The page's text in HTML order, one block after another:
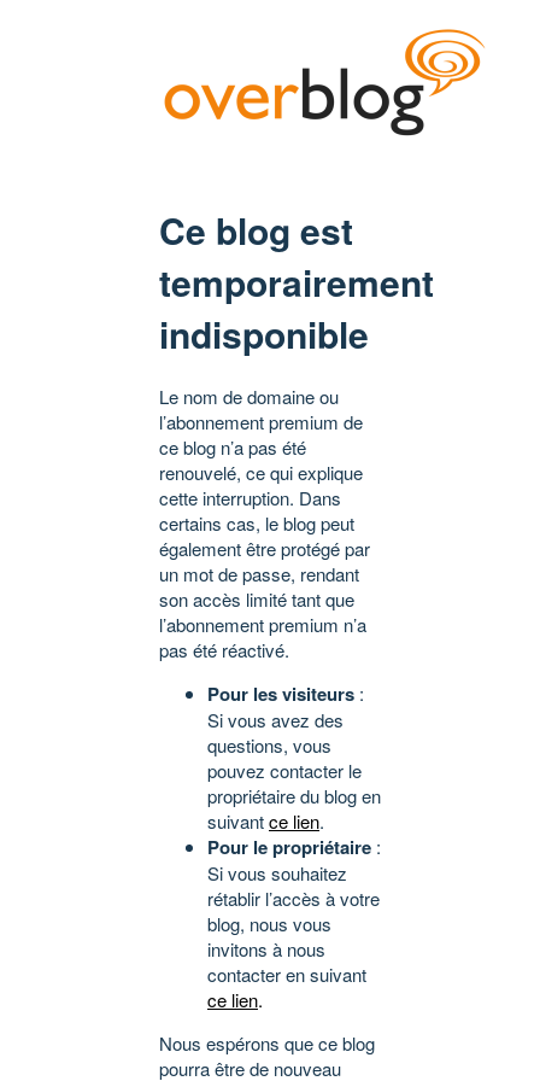
Ce blog est
temporairement
indisponible
Le nom de domaine ou
l’abonnement premium de
ce blog n’a pas été
renouvelé, ce qui explique
cette interruption. Dans
certains cas, le blog peut
également être protégé par
un mot de passe, rendant
son accès limité tant que
l’abonnement premium n’a
pas été réactivé.
Pour les visiteurs :
Si vous avez des
questions, vous
pouvez contacter le
propriétaire du blog en
suivantce lien.
Pour le propriétaire :
Si vous souhaitez
rétablir l’accès à votre
blog, nous vous
invitons à nous
contacter en suivant
ce lien.
Nous espérons que ce blog
pourra être de nouveau